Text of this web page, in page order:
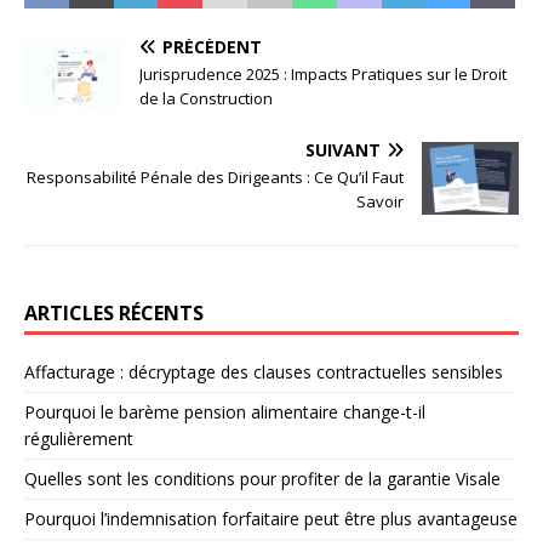
PRÉCÉDENT
Jurisprudence 2025 : Impacts Pratiques sur le Droit
de la Construction
SUIVANT
Responsabilité Pénale des Dirigeants : Ce Qu’il Faut
Savoir
ARTICLES RÉCENTS
Affacturage : décryptage des clauses contractuelles sensibles
Pourquoi le barème pension alimentaire change-t-il
régulièrement
Quelles sont les conditions pour profiter de la garantie Visale
Pourquoi l’indemnisation forfaitaire peut être plus avantageuse